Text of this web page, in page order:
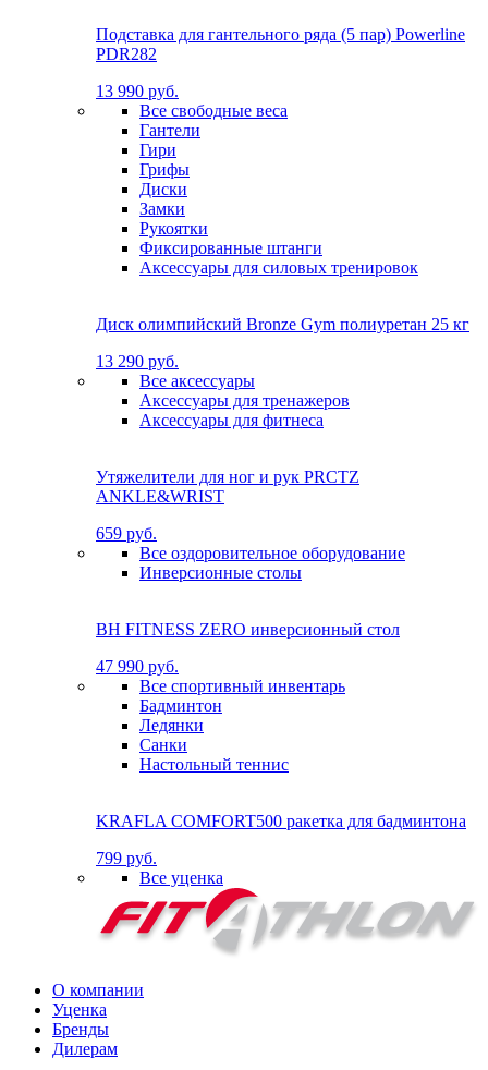
Подставка для гантельного ряда (5 пар) Powerline
PDR282
13 990 руб.
Все свободные веса
Гантели
Гири
Грифы
Диски
Замки
Рукоятки
Фиксированные штанги
Аксессуары для силовых тренировок
Диск олимпийский Bronze Gym полиуретан 25 кг
13 290 руб.
Все аксессуары
Аксессуары для тренажеров
Аксессуары для фитнеса
Утяжелители для ног и рук PRCTZ
ANKLE&WRIST
659 руб.
Все оздоровительное оборудование
Инверсионные столы
BH FITNESS ZERO инверсионный стол
47 990 руб.
Все спортивный инвентарь
Бадминтон
Ледянки
Санки
Настольный теннис
KRAFLA COMFORT500 ракетка для бадминтона
799 руб.
Все уценка
О компании
Уценка
Бренды
Дилерам